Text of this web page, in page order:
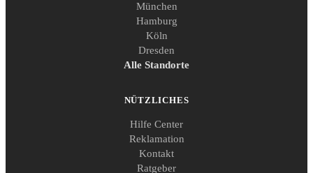
München
Hamburg
Köln
Dresden
Alle Standorte
NÜTZLICHES
Hilfe Center
Reklamation
Kontakt
Ratgeber